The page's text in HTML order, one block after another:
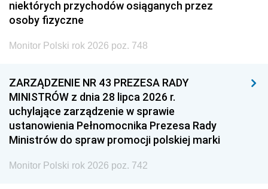
niektórych przychodów osiąganych przez
osoby fizyczne
Monitor Polski rok 2026 poz. 748
ZARZĄDZENIE NR 43 PREZESA RADY
MINISTRÓW z dnia 28 lipca 2026 r.
uchylające zarządzenie w sprawie
ustanowienia Pełnomocnika Prezesa Rady
Ministrów do spraw promocji polskiej marki
Monitor Polski rok 2026 poz. 742